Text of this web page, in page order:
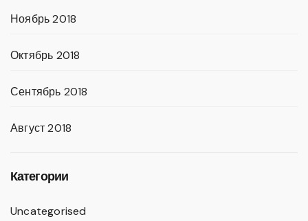
Ноябрь 2018
Октябрь 2018
Сентябрь 2018
Август 2018
Категории
Uncategorised